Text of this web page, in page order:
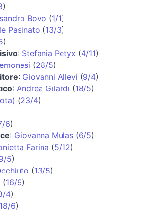
)
Bovo (1/1)
Pasinato (13/3)
)
: Stefania Petyx (4/11)
(28/5)
: Giovanni Allevi (9/4)
: Andrea Gilardi (18/5)
(23/4)
6)
: Giovanna Mulas (6/5)
Farina (5/12)
9/5)
(13/5)
(16/9)
4)
18/6)